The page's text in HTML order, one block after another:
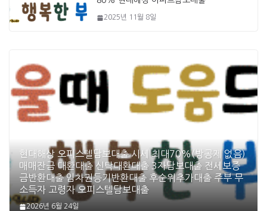
2025년 11월 8일
현대해상 오피스텔담보대출 시세 최대70%(방공제 없음)
매매잔금 대환대출 신탁대환대출 3자담보대출 전세보증
금반환대출 임차권등기반환대출 후순위추가대출 주부 무
소득자 고령자 오피스텔담보대출
2026년 6월 24일